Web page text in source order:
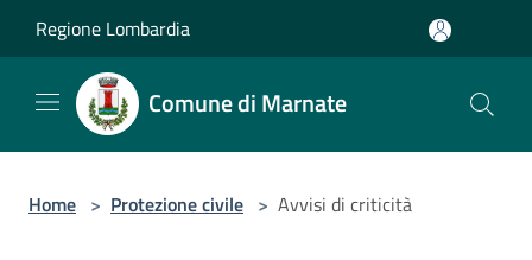
Regione Lombardia
Comune di Marnate
Home > Protezione civile > Avvisi di criticità